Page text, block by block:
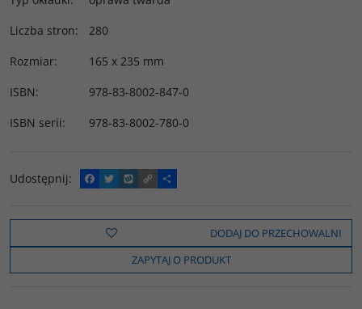
Liczba stron:
280
Rozmiar:
165 x 235 mm
ISBN:
978-83-8002-847-0
ISBN serii: 978-83-8002-780-0
Udostępnij:
F
a
e
o
k
T
w
t
t
e
W
y
o
C
o
y
i
n
k
P
o
z
e
l
s
DODAJ DO PRZECHOWALNI
ZAPYTAJ O PRODUKT